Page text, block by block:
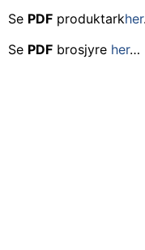
Se PDF produktarkher
Se PDF brosjyre her…